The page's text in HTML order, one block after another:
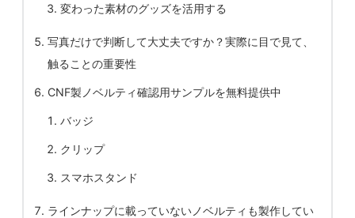
変わった素材のグッズを活用する
写真だけで判断して大丈夫ですか？実際に目で見て、
触ることの重要性
CNF製ノベルティ確認用サンプルを無料提供中
バッジ
クリップ
スマホスタンド
ラインナップに載っていないノベルティも製作してい